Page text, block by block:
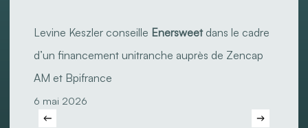
Keszler
conseille
Enersweet
Levine Keszler conseille Enersweet dans le cadre
d’un financement unitranche auprès de Zencap
AM et Bpifrance
6 mai 2026